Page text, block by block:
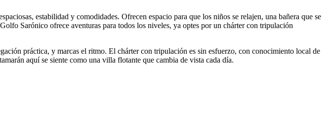
estabilidad y comodidades. Ofrecen espacio para que los niños se relajen, una bañera que se
Sarónico ofrece aventuras para todos los niveles, ya optes por un chárter con tripulación
práctica, y marcas el ritmo. El chárter con tripulación es sin esfuerzo, con conocimiento local de
aquí se siente como una villa flotante que cambia de vista cada día.